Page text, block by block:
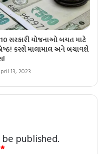
સરકારી યોજનાઓ બચત માટે
કરશે માલામાલ અને બચાવશે
13, 2023
published.
*